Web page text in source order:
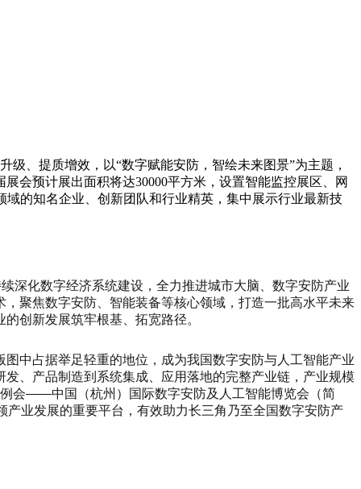
级、提质增效，以“数字赋能安防，智绘未来图景”为主题，
会预计展出面积将达30000平方米，设置智能监控展区、网
的知名企业、创新团队和行业精英，集中展示行业最新技
深化数字经济系统建设，全力推进城市大脑、数字安防产业
聚焦数字安防、智能装备等核心领域，打造一批高水平未来
创新发展筑牢根基、拓宽路径。
中占据举足轻重的地位，成为我国数字安防与人工智能产业
、产品制造到系统集成、应用落地的完整产业链，产业规模
会——中国（杭州）国际数字安防及人工智能博览会（简
业发展的重要平台，有效助力长三角乃至全国数字安防产